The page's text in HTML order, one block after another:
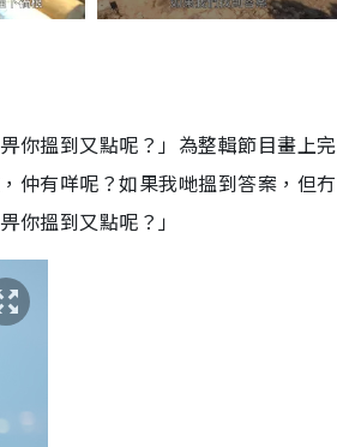
你搵到又點呢？」為整輯節目畫上完
仲有咩呢？如果我哋搵到答案，但冇
你搵到又點呢？」